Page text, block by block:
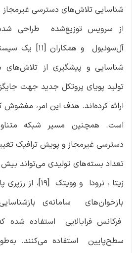
شناسایی تلاش‌های دسترسی
از سرویس توزیع‌شده طراحی
آل‌سونبول و
شناسایی و پیشگیری از تلاش‌های
تولید پویای پروتکل جدید جهت
ارائه کرده‌اند. هدف این امر،
است. همچنین مسیر شبکه
دسترسی غیرمجاز و پویش ترافیک
تعداد بسته‌های تولیدی می‌تواند
بازخوان‌های سامانه‌ی
فرکانس‌ فرابالایی استفاده شده
سطح‌پایین استفاده می‌کنند.